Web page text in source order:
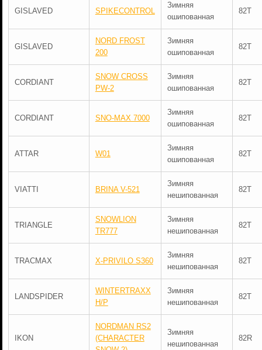
GISLAVED SPIKECONTROL
Зимняя
ошипованная
82T
GISLAVED
NORD FROST
200
Зимняя
ошипованная
82T
CORDIANT
SNOW CROSS
PW-2
Зимняя
ошипованная
82T
CORDIANT SNO-MAX 7000
Зимняя
ошипованная
82T
ATTAR W01
Зимняя
ошипованная
82T
VIATTI BRINA V-521
Зимняя
нешипованная
82T
TRIANGLE
SNOWLION
TR777
Зимняя
нешипованная
82T
TRACMAX X-PRIVILO S360
Зимняя
нешипованная
82T
LANDSPIDER
WINTERTRAXX
H/P
Зимняя
нешипованная
82T
IKON
NORDMAN RS2
(CHARACTER
Зимняя
нешипованная
82R